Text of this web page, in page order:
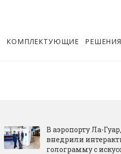
КОМПЛЕКТУЮЩИЕ РЕШЕНИЯ
B аэропорту Ла-
внедрили
голограмму с